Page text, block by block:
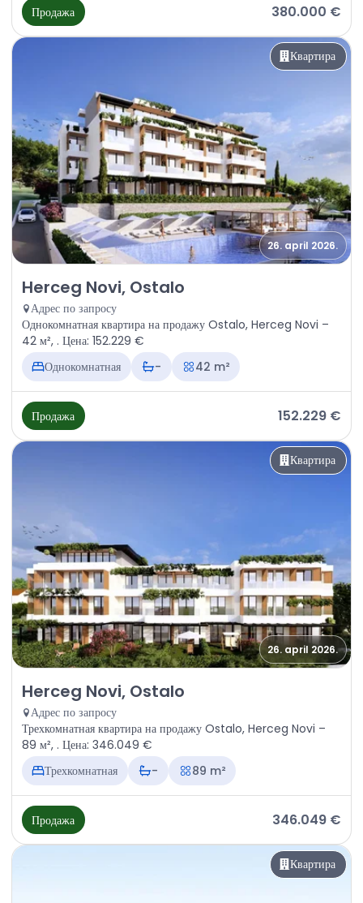
Продажа 380.000 €
Квартира
26. april 2026.
Продажа - Квартира Herceg Novi, Ostalo
Herceg Novi, Ostalo
Адрес по запросу
Однокомнатная квартира на продажу Ostalo, Herceg Novi –
42 м², . Цена: 152.229 €
Однокомнатная
- 42 m²
Продажа 152.229 €
Квартира
26. april 2026.
Продажа - Квартира Herceg Novi, Ostalo
Herceg Novi, Ostalo
Адрес по запросу
Трехкомнатная квартира на продажу Ostalo, Herceg Novi –
89 м², . Цена: 346.049 €
Трехкомнатная
- 89 m²
Продажа 346.049 €
Квартира